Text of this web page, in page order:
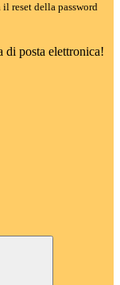
reset della password
di posta elettronica!